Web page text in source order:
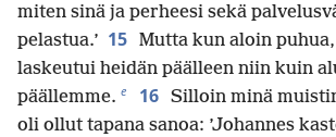
miten sinä ja perheesi sekä
pelastua.’ 15 Mutta kun aloin
laskeutui heidän päälleen niin kuin
päällemme. e 16 Silloin minä
oli ollut tapana sanoa: ’Johannes